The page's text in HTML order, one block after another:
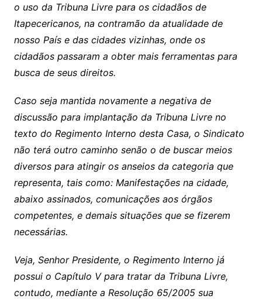
o uso da Tribuna Livre para os cidadãos de
Itapecericanos, na contramão da atualidade de
nosso País e das cidades vizinhas, onde os
cidadãos passaram a obter mais ferramentas para
busca de seus direitos.
Caso seja mantida novamente a negativa de
discussão para implantação da Tribuna Livre no
texto do Regimento Interno desta Casa, o Sindicato
não terá outro caminho senão o de buscar meios
diversos para atingir os anseios da categoria que
representa, tais como: Manifestações na cidade,
abaixo assinados, comunicações aos órgãos
competentes, e demais situações que se fizerem
necessárias.
Veja, Senhor Presidente, o Regimento Interno já
possui o Capítulo V para tratar da Tribuna Livre,
contudo, mediante a Resolução 65/2005 sua